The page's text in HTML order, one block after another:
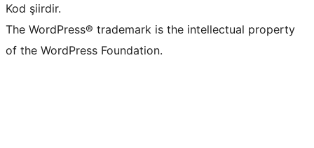
Kod şiirdir.
The WordPress® trademark is the intellectual property
of the WordPress Foundation.